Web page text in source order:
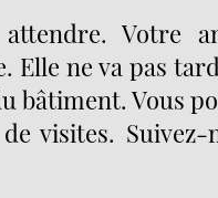
Votre
ne va pas
bâtiment. Vous
visites.